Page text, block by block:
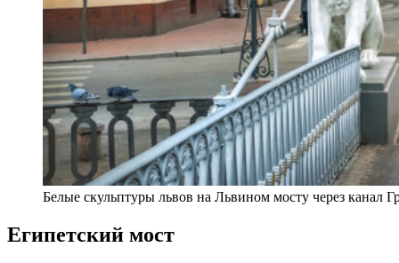
Белые скульптуры львов на Львином мосту через канал
Египетский мост